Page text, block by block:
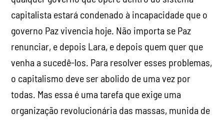
capitalista estará condenado à incapacidade que o
governo Paz vivencia hoje. Não importa se Paz
renunciar, e depois Lara, e depois quem quer que
venha a sucedê-los. Para resolver esses problemas,
o capitalismo deve ser abolido de uma vez por
todas. Mas essa é uma tarefa que exige uma
organização revolucionária das massas, munida de